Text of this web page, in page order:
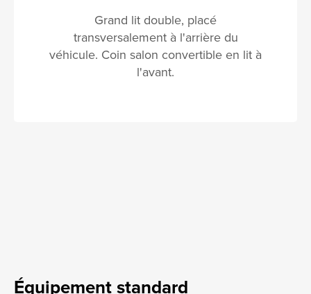
Grand lit double, placé
transversalement à l'arrière du
véhicule. Coin salon convertible en lit à
l'avant.
Équipement standard